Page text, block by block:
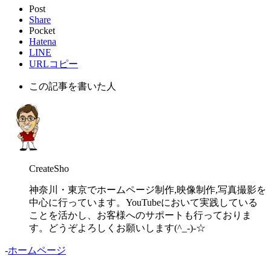
Post
Share
Pocket
Hatena
LINE
URLコピー
この記事を書いた人
CreateSho
神奈川・東京でホームページ制作,映像制作,写真撮影を
中心に行っています。YouTubeにおいて実践している
ことを活かし、お客様へのサポートも行っておりま
す。どうぞよろしくお願いします(^_-)-☆
-ホームページ